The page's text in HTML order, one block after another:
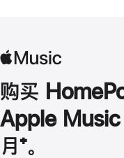
购买
Apple Music
月 脚
⁺。